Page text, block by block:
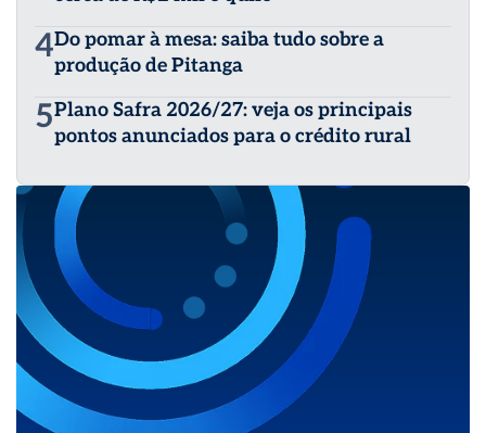
4Do pomar à mesa: saiba tudo sobre a
produção de Pitanga
5Plano Safra 2026/27: veja os principais
pontos anunciados para o crédito rural